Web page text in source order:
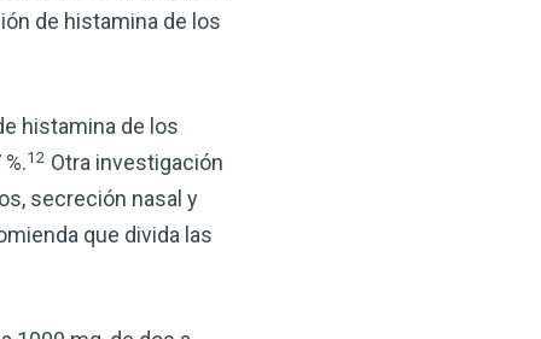
de histamina de los
histamina de los
12 Otra investigación
secreción nasal y
que divida las